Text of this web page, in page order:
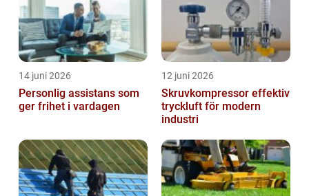
14 juni 2026
Personlig assistans som
ger frihet i vardagen
12 juni 2026
Skruvkompressor effektiv
tryckluft för modern
industri